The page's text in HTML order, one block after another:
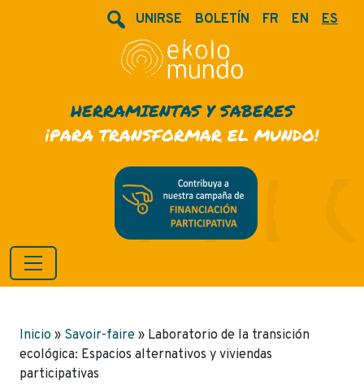
UNIRSE BOLETÍN FR EN ES
HERRAMIENTAS Y SABERES
¡PARA TRANSFORMAR EL MUNDO!
Inicio » Savoir-faire » Laboratorio de la transición
ecológica: Espacios alternativos y viviendas
participativas